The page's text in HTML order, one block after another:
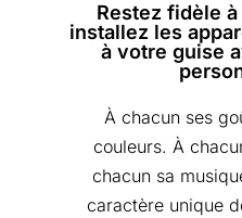
Restez fidèle
installez les
à votre guise
À chacun ses
couleurs. À
chacun sa
caractère unique